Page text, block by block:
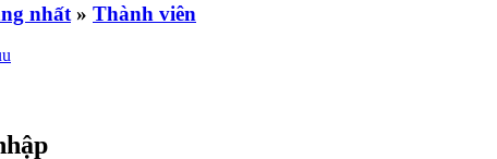
» Thành viên